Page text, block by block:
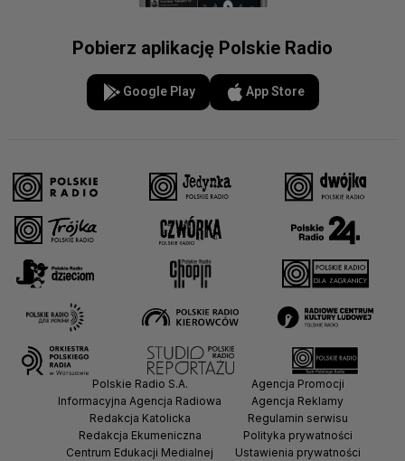
Pobierz aplikację Polskie Radio
Google Play App Store
Polskie Radio S.A.
Informacyjna Agencja Radiowa
Redakcja Katolicka
Redakcja Ekumeniczna
Centrum Edukacji Medialnej
Agencja Promocji
Agencja Reklamy
Regulamin serwisu
Polityka prywatności
Ustawienia prywatności